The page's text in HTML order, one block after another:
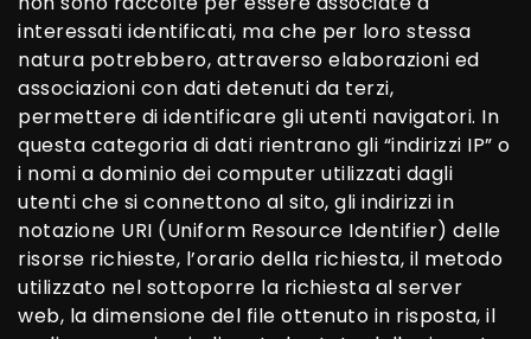
interessati identificati, ma che per loro stessa
natura potrebbero, attraverso elaborazioni ed
associazioni con dati detenuti da terzi,
permettere di identificare gli utenti navigatori. In
questa categoria di dati rientrano gli “indirizzi IP” o
i nomi a dominio dei computer utilizzati dagli
utenti che si connettono al sito, gli indirizzi in
notazione URI (Uniform Resource Identifier) delle
risorse richieste, l’orario della richiesta, il metodo
utilizzato nel sottoporre la richiesta al server
web, la dimensione del file ottenuto in risposta, il